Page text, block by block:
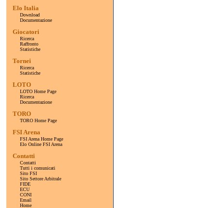
Elo Italia
Download
Documentazione
Giocatori
Ricerca
Raffronto
Statistiche
Tornei
Ricerca
Statistiche
LOTO
LOTO Home Page
Ricerca
Documentazione
TORO
TORO Home Page
FSI Arena
FSI Arena Home Page
Elo Online FSI Arena
Contatti
Contatti
Tutti i comunicati
Sito FSI
Sito Settore Arbitrale
FIDE
ECU
CONI
Email
Home